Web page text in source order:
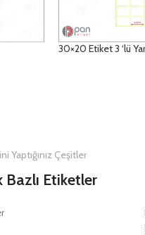
30×20 Etiket 3 ‘lü
Yaptığınız Çeşitler
Bazlı Etiketler